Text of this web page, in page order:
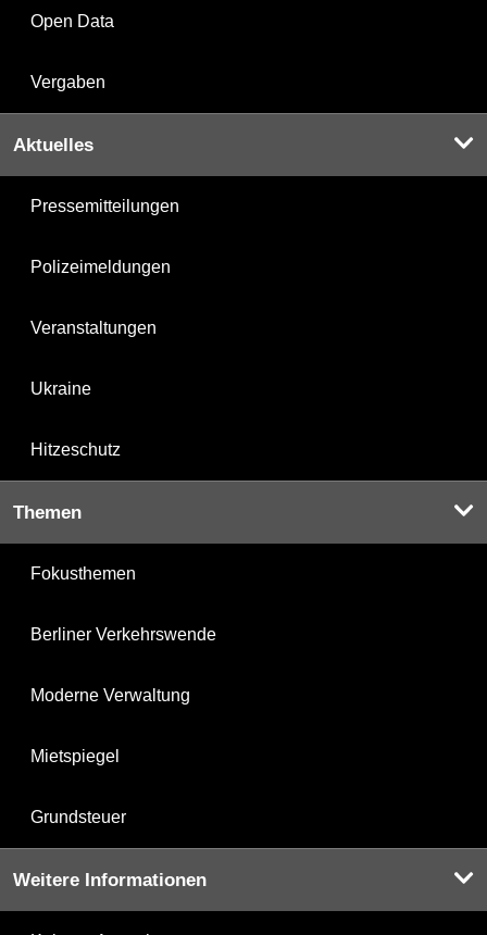
Open Data
Vergaben
Aktuelles
Pressemitteilungen
Polizeimeldungen
Veranstaltungen
Ukraine
Hitzeschutz
Themen
Fokusthemen
Berliner Verkehrswende
Moderne Verwaltung
Mietspiegel
Grundsteuer
Weitere Informationen